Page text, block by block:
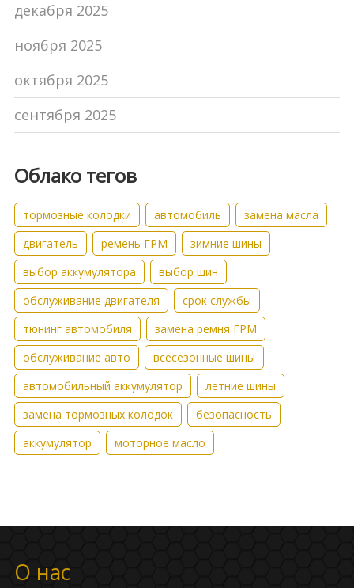
декабря 2025
ноября 2025
октября 2025
сентября 2025
Облако тегов
тормозные колодки автомобиль
замена масла
двигатель
ремень ГРМ
зимние шины
выбор аккумулятора
выбор шин
обслуживание двигателя
срок службы
тюнинг автомобиля
замена ремня ГРМ
обслуживание авто
всесезонные шины
автомобильный аккумулятор
летние шины
замена тормозных колодок
безопасность
аккумулятор
моторное масло
О нас